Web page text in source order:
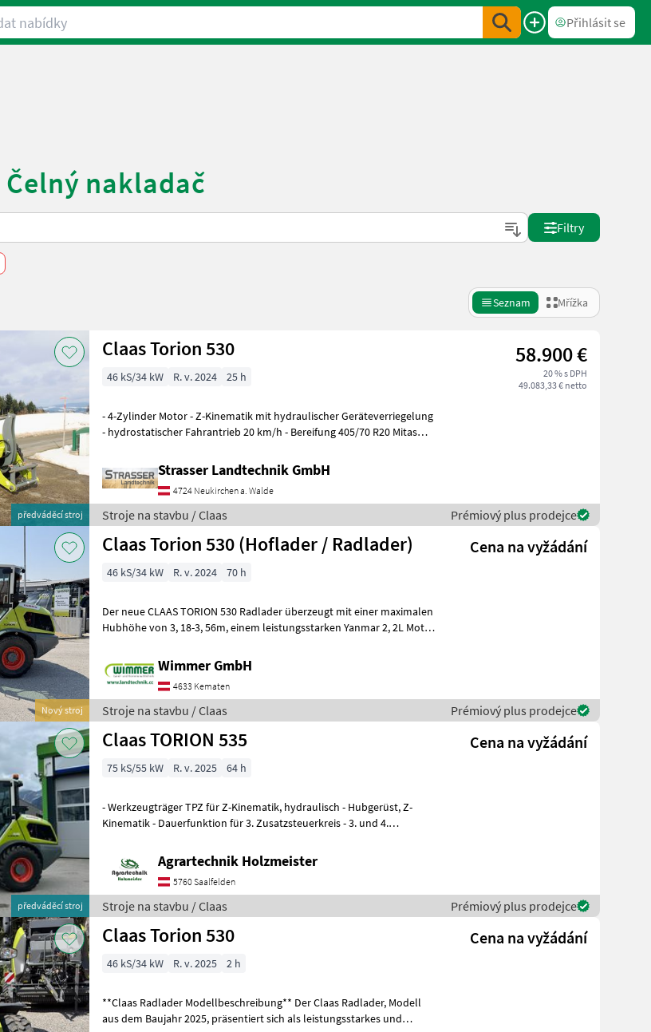
Přihlásit se
nakladač
Filtry
Seznam Mřížka
předváděcí stroj
Claas Torion 530 58.900 €
20 % s DPH
49.083,33 € netto
46 kS/34 kW R. v. 2024 25 h
- 4-Zylinder Motor - Z-Kinematik mit hydraulischer Geräteverriegelung
- hydrostatischer Fahrantrieb 20 km/h - Bereifung 405/70 R20 Mitas
Strasser Landtechnik GmbH
4724 Neukirchen a. Walde
Stroje na stavbu / Claas Prémiový plus prodejce
Nový stroj
Claas Torion 530 (Hoflader / Radlader) Cena na vyžádání
46 kS/34 kW R. v. 2024 70 h
Der neue CLAAS TORION 530 Radlader überzeugt mit einer maximalen
Hubhöhe von 3, 18-3, 56m, einem leistungsstarken Yanmar 2, 2L Motor
Wimmer GmbH
4633 Kematen
Stroje na stavbu / Claas Prémiový plus prodejce
předváděcí stroj
Claas TORION 535 Cena na vyžádání
75 kS/55 kW R. v. 2025 64 h
- Werkzeugträger TPZ für Z-Kinematik, hydraulisch - Hubgerüst, Z-
Kinematik - Dauerfunktion für 3. Zusatzsteuerkreis - 3. und 4.
Agrartechnik Holzmeister
5760 Saalfelden
Stroje na stavbu / Claas Prémiový plus prodejce
Claas Torion 530 Cena na vyžádání
46 kS/34 kW R. v. 2025 2 h
**Claas Radlader Modellbeschreibung** Der Claas Radlader, Modell
aus dem Baujahr 2025, präsentiert sich als leistungsstarkes und